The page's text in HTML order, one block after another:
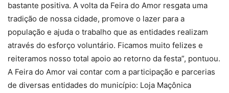
bastante positiva. A volta da Feira do Amor resgata uma
tradição de nossa cidade, promove o lazer para a
população e ajuda o trabalho que as entidades realizam
através do esforço voluntário. Ficamos muito felizes e
reiteramos nosso total apoio ao retorno da festa”, pontuou.
A Feira do Amor vai contar com a participação e parcerias
de diversas entidades do município: Loja Maçônica